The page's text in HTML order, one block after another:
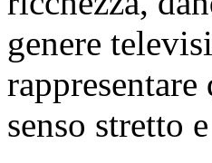
genere
senso stretto